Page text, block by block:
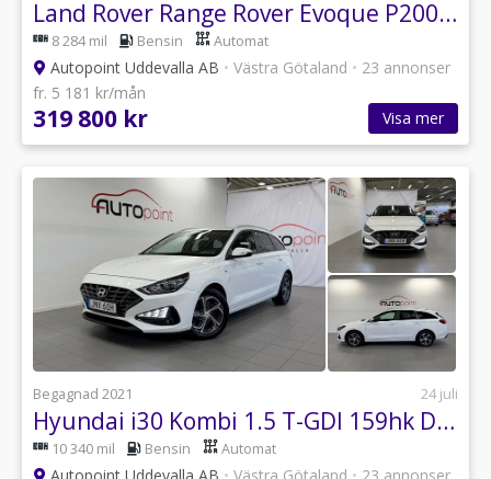
Land Rover Range Rover Evoque P200 MHEV AWD Navi|Värmare|20"|Ny servad
8 284 mil Bensin Automat
Autopoint Uddevalla AB • Västra Götaland • 23 annonser
fr. 5 181 kr/mån
319 800 kr Visa mer
Begagnad 2021 24 juli
Hyundai i30 Kombi 1.5 T-GDI 159hk DCT Essential|Drag|B-kamera
10 340 mil Bensin Automat
Autopoint Uddevalla AB • Västra Götaland • 23 annonser